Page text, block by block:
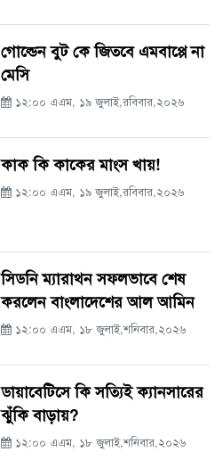
গোল্ডেন বুট কে জিতবে এমবাপ্পে না
মেসি
১২:০০ এএম, ১৯ জুলাই,রবিবার,২০২৬
কাক কি কাকের মাংস খায়!
১২:০০ এএম, ১৯ জুলাই,রবিবার,২০২৬
সিডনি ম্যারাথন সফলভাবে শেষ
করলেন বাংলাদেশের আল আমিন
১২:০০ এএম, ১৮ জুলাই,শনিবার,২০২৬
ডায়াবেটিসে কি সত্যিই ক্যানসারের
ঝুঁকি বাড়ায়?
১২:০০ এএম, ১৮ জুলাই,শনিবার,২০২৬